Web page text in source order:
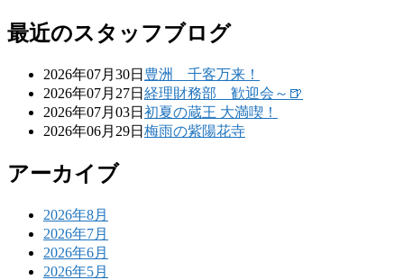
最近のスタッフブログ
2026年07月30日 豊洲 千客万来！
2026年07月27日 経理財務部 歓迎会～🍺
2026年07月03日 初夏の蔵王 大満喫！
2026年06月29日 梅雨の紫陽花寺
アーカイブ
2026年8月
2026年7月
2026年6月
2026年5月